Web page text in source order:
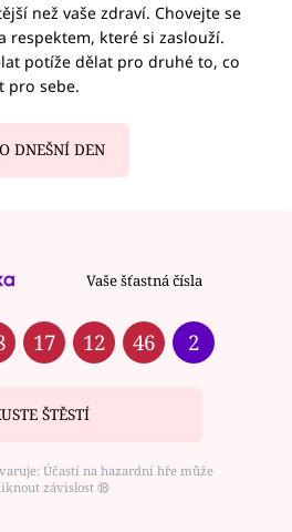
než vaše zdraví. Chovejte se
respektem, které si zaslouží.
potíže dělat pro druhé to, co
pro sebe.
DNEŠNÍ DEN
Vaše šťastná čísla
17 12 46 2
ŠTĚSTÍ
Účastí na hazardní hře může
závislost ⑱